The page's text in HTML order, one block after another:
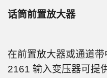
话筒前置放大器
在前置放大器或通道
2161 输入变压器可提